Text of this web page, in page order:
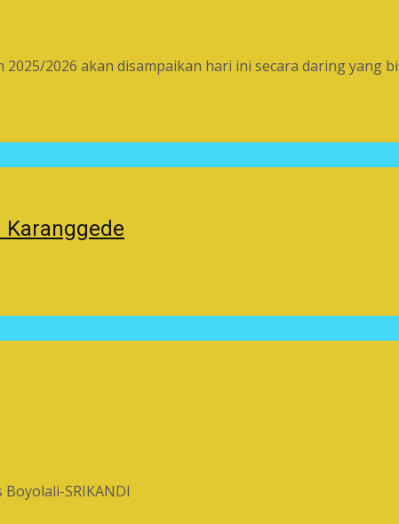
2026 akan disampaikan hari ini secara daring yang
Karanggede
SRIKANDI